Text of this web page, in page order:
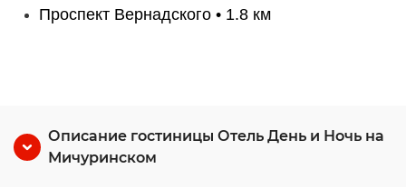
Проспект Вернадского • 1.8 км
Описание гостиницы Отель День и Ночь на
Мичуринском